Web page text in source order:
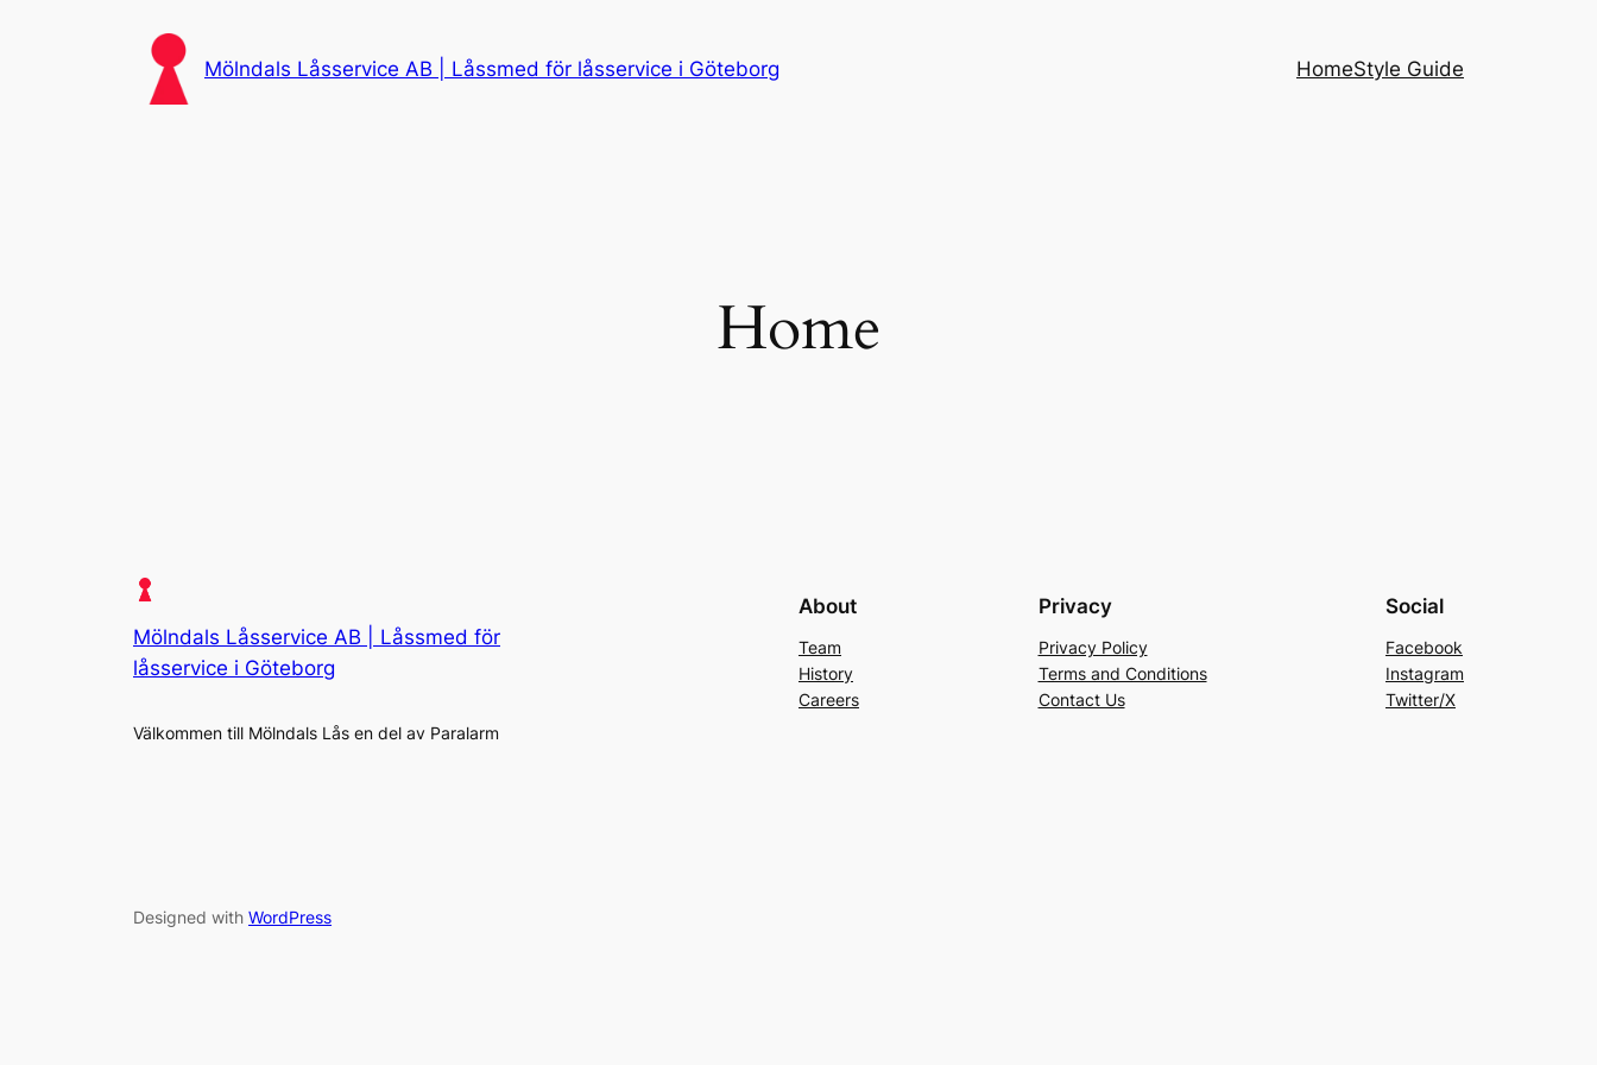
Mölndals Låsservice AB | Låssmed för låsservice i Göteborg HomeStyle Guide
Home
Mölndals Låsservice AB | Låssmed för
låsservice i Göteborg
Välkommen till Mölndals Lås en del av Paralarm
About
Team
History
Careers
Privacy
Privacy Policy
Terms and Conditions
Contact Us
Social
Facebook
Instagram
Twitter/X
Designed with WordPress